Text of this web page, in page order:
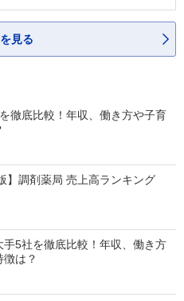
見る
徹底比較！年収、働き方や子育
】調剤薬局 売上高ランキング
手5社を徹底比較！年収、働き方
は？